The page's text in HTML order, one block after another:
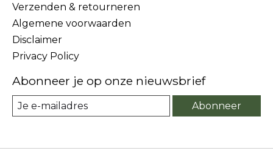
Verzenden & retourneren
Algemene voorwaarden
Disclaimer
Privacy Policy
Abonneer je op onze nieuwsbrief
Abonneer